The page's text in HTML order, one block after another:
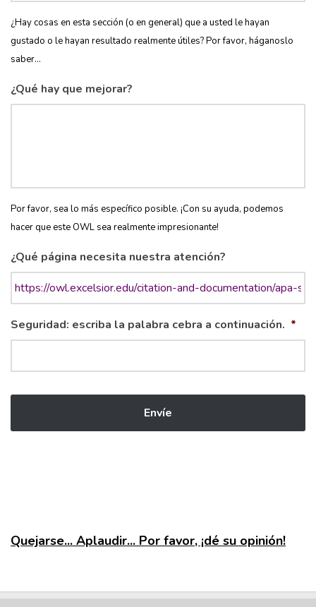
¿Hay cosas en esta sección (o en general) que a usted le hayan
gustado o le hayan resultado realmente útiles? Por favor, háganoslo
saber...
¿Qué hay que mejorar?
Por favor, sea lo más específico posible. ¡Con su ayuda, podemos
hacer que este OWL sea realmente impresionante!
¿Qué página necesita nuestra atención?
Seguridad: escriba la palabra cebra a continuación. *
Quejarse... Aplaudir... Por favor, ¡dé su opinión!